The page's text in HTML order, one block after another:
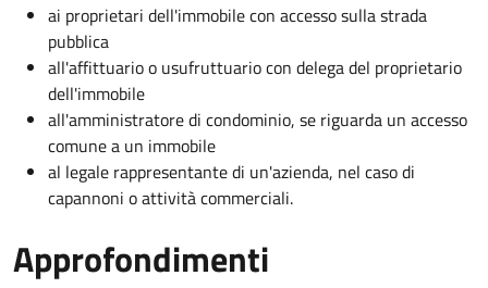
ai proprietari dell'immobile con accesso sulla strada
pubblica
all'affittuario o usufruttuario con delega del proprietario
dell'immobile
all'amministratore di condominio, se riguarda un accesso
comune a un immobile
al legale rappresentante di un'azienda, nel caso di
capannoni o attività commerciali.
Approfondimenti